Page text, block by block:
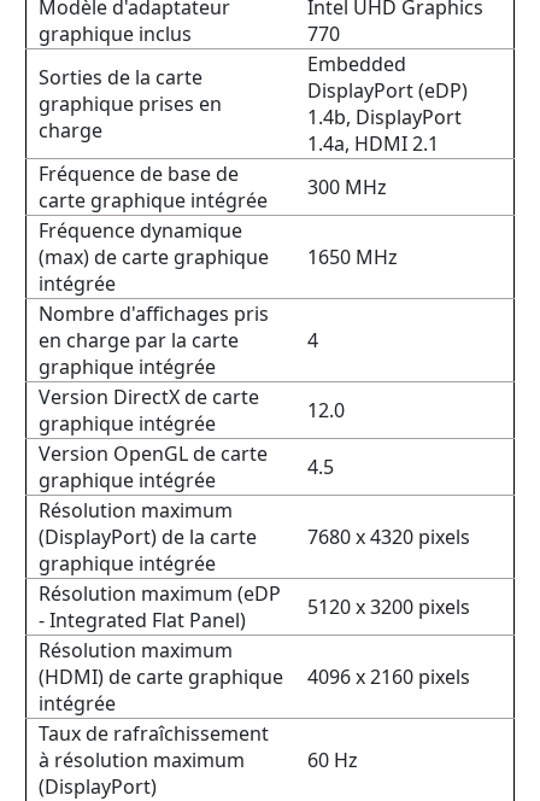
Modèle d'adaptateur
graphique inclus
Intel UHD Graphics
770
Sorties de la carte
graphique prises en
charge
Embedded
DisplayPort (eDP)
1.4b, DisplayPort
1.4a, HDMI 2.1
Fréquence de base de
carte graphique intégrée
300 MHz
Fréquence dynamique
(max) de carte graphique
intégrée
1650 MHz
Nombre d'affichages pris
en charge par la carte
graphique intégrée
4
Version DirectX de carte
graphique intégrée
12.0
Version OpenGL de carte
graphique intégrée
4.5
Résolution maximum
(DisplayPort) de la carte
graphique intégrée
7680 x 4320 pixels
Résolution maximum (eDP
- Integrated Flat Panel)
5120 x 3200 pixels
Résolution maximum
(HDMI) de carte graphique
intégrée
4096 x 2160 pixels
Taux de rafraîchissement
à résolution maximum
(DisplayPort)
60 Hz